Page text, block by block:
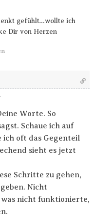
gefühlt…wollte ich
Dir von Herzen
Worte. So
Schaue ich auf
ich oft das Gegenteil
sieht es jetzt
Schritte zu gehen,
Nicht
nicht funktionierte,